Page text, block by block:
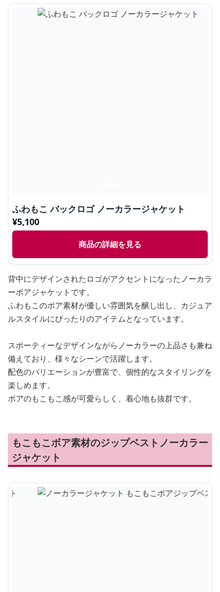
ふわもこ バックロゴ ノーカラージャケット
¥5,100
商品の詳細を見る
背中にデザインされたロゴがアクセントになったノーカラ
ーボアジャケットです。
ふわもこのボア素材が優しい雰囲気を醸し出し、カジュア
ルスタイルにぴったりのアイテムとなっています。
スポーティーなデザインながらノーカラーの上品さも兼ね
備えており、様々なシーンで活躍します。
配色のバリエーションが豊富で、個性的なスタイリングを
楽しめます。
ボアのもこもこ感が可愛らしく、着心地も抜群です。
もこもこボア素材のジップベストノーカラー
ジャケット